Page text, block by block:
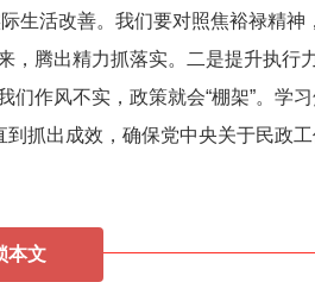
生活改善。我们要对照焦裕禄精
腾出精力抓落实。二是提升执行
作风不实，政策就会“棚架”。学
抓出成效，确保党中央关于民政
本文